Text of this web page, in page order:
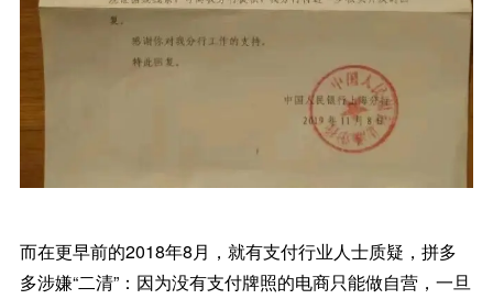
而在更早前的2018年8月，就有支付行业人士质疑，拼多
多涉嫌“二清”：因为没有支付牌照的电商只能做自营，一旦